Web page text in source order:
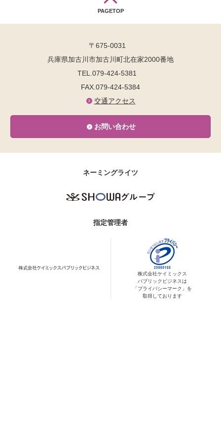
PAGETOP
〒675-0031
兵庫県加古川市加古川町北在家2000番地
TEL.079-424-5381
FAX.079-424-5384
交通アクセス
お問い合わせ
ネーミングライツ
指定管理者
株式会社ケイミックス
パブリックビジネスは
「プライバシーマーク」を
取得しております